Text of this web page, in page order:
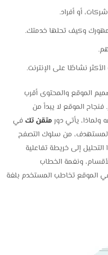
أو أفراد.
وكيف تحلها خدمتك.
نشاطًا على الإنترنت.
الموقع والمحتوى أقرب
الموقع لا يبدأ من
يأتي دور متقن تكفي
المستهدف، من سلوك التصفح
إلى خريطة تفاعلية
ونغمة الخطاب
الموقع تخاطب المستخدم بلغة